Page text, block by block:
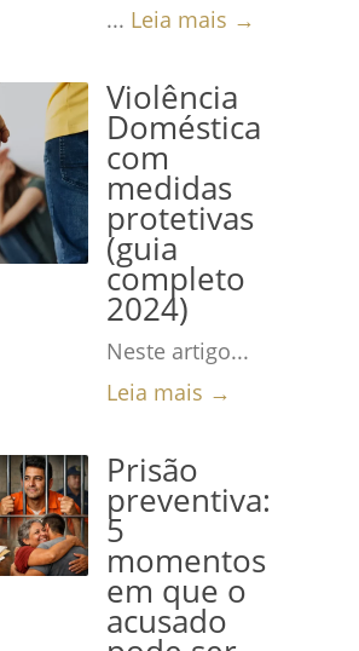
... Leia mais →
Violência
Doméstica
com
medidas
protetivas
(guia
completo
2024)
Neste artigo...
Leia mais →
Prisão
preventiva:
5
momentos
em que o
acusado